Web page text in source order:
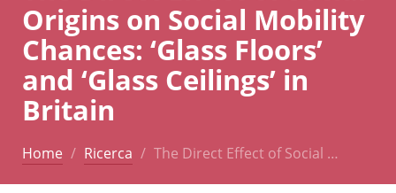
Origins on Social Mobility
Chances: ‘Glass Floors’
and ‘Glass Ceilings’ in
Britain
Home Ricerca The Direct Effect of Social …